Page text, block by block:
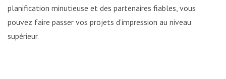
planification minutieuse et des partenaires fiables, vous
pouvez faire passer vos projets d’impression au niveau
supérieur.